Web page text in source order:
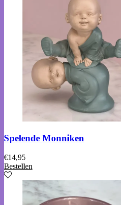
Spelende Monniken
€14,95
Bestellen